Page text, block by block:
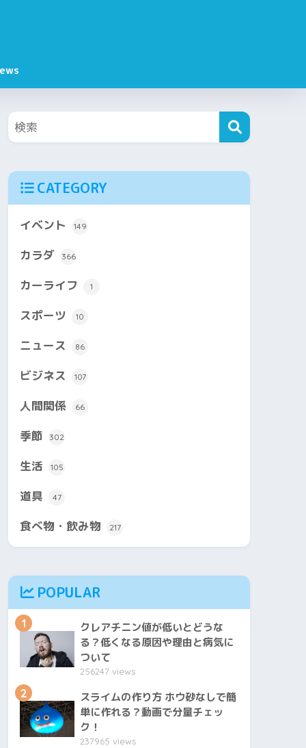
CATEGORY
イベント 149
カラダ 366
カーライフ 1
スポーツ 10
ニュース 86
ビジネス 107
人間関係 66
季節 302
生活 105
道具 47
食べ物・飲み物 217
POPULAR
1
クレアチニン値が低いとどうな
る？低くなる原因や理由と病気に
ついて
256247 views
2
スライムの作り方 ホウ砂なしで簡
単に作れる？動画で分量チェッ
ク！
237965 views